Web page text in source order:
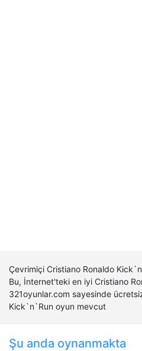
Çevrimiçi Cristiano Ronaldo
Bu, İnternet'teki en iyi Cristiano
321oyunlar.com sayesinde
Kick`n`Run oyun mevcut
Şu anda oynanmakta